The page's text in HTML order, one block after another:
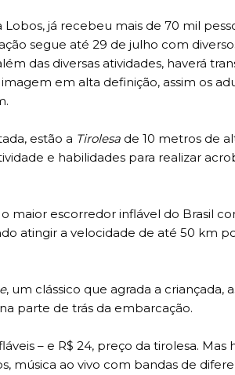
já recebeu mais de 70 mil
segue até 29 de julho com
das diversas atividades, haverá
em alta definição, assim os
estão a Tirolesa de 10 metros de
e habilidades para realizar
o maior escorredor inflável do Brasil
atingir a velocidade de até 50 km
, um clássico que agrada a criançada,
parte de trás da embarcação.
– e R$ 24, preço da tirolesa. Mas
música ao vivo com bandas de